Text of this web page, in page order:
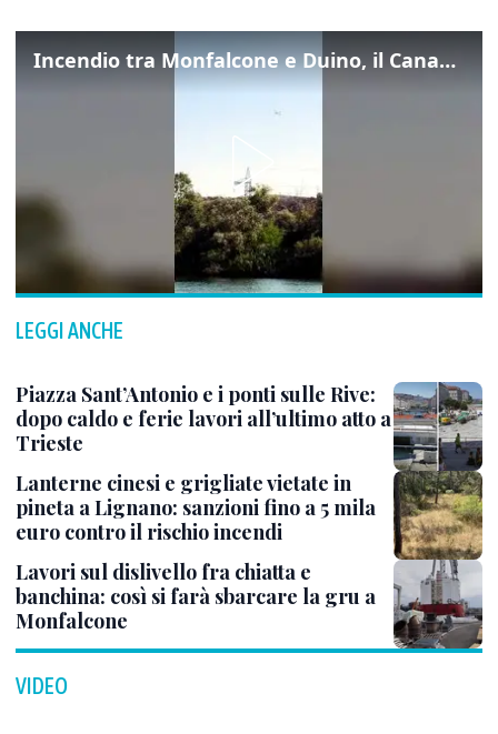
Incendio tra Monfalcone e Duino, il Canadair in azione per fermare le fiamme sul fronte dell’A4
LEGGI ANCHE
Piazza Sant’Antonio e i ponti sulle Rive:
dopo caldo e ferie lavori all’ultimo atto a
Trieste
Lanterne cinesi e grigliate vietate in
pineta a Lignano: sanzioni fino a 5 mila
euro contro il rischio incendi
Lavori sul dislivello fra chiatta e
banchina: così si farà sbarcare la gru a
Monfalcone
VIDEO